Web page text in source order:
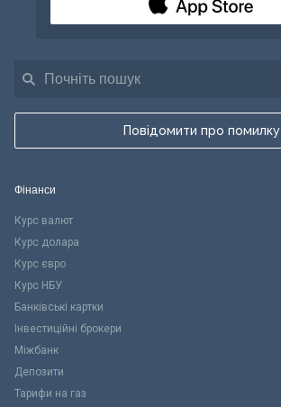
Повідомити про помилку
Фінанси
Курс валют
Курс долара
Курс євро
Курс НБУ
Банківські картки
Інвестиційні брокери
Міжбанк
Депозити
Тарифи на газ